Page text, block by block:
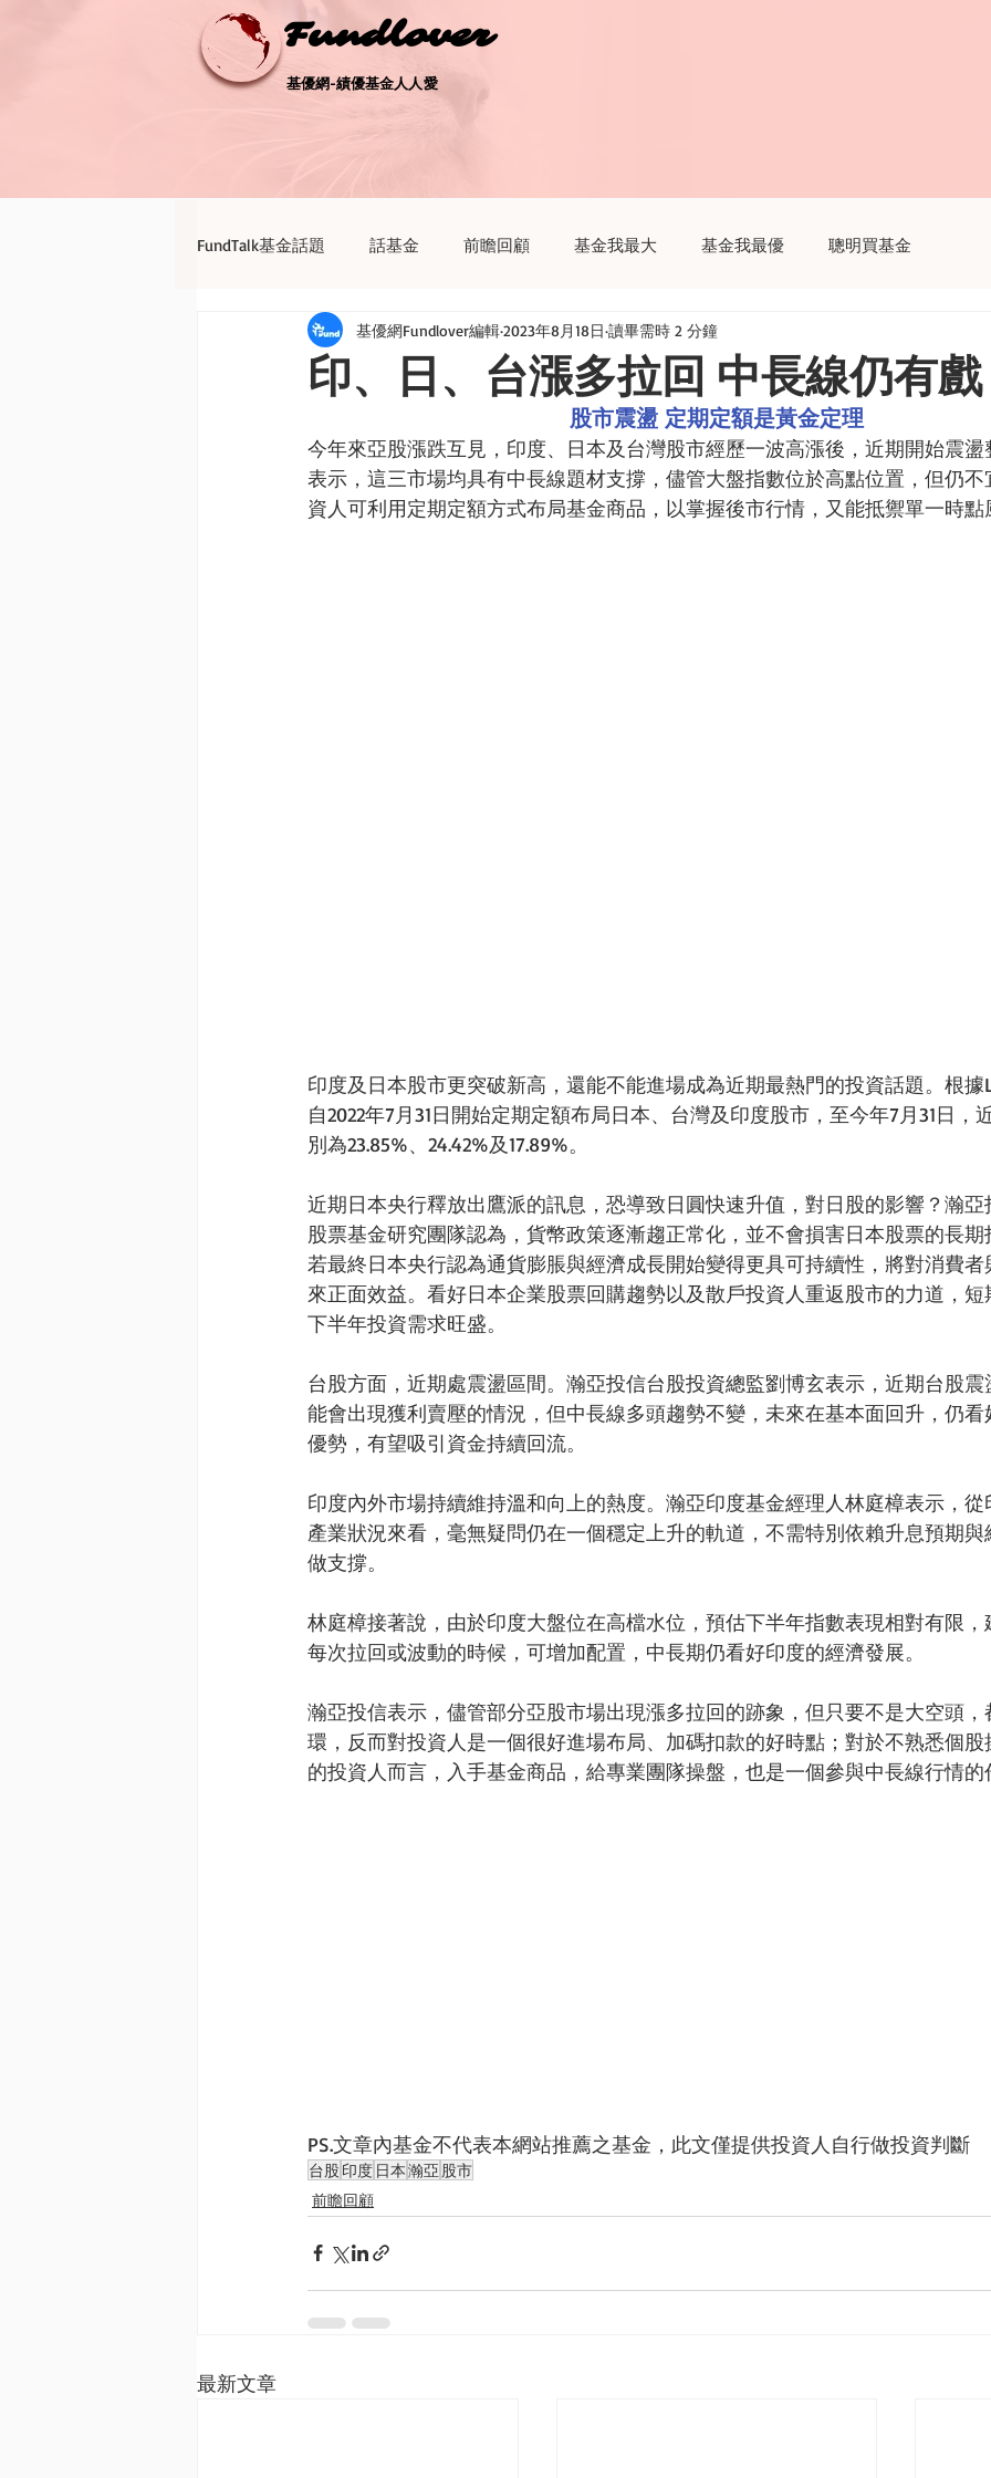
Fundlover
Fundlover
基優網-績優基金人人愛
基優網-績優基金人人愛
FundTalk基金話題 話基金 前瞻回顧 基金我最大 基金我最優 聰明買基金
新聞點評 退休趣 聽基金 生活我最大
印、日、台漲多拉回 中長線仍有戲
基優網Fundlover編輯2023年8月18日 讀畢需時 2 分鐘
股市震盪 定期定額是黃金定理
今年來亞股漲跌互見，印度、日本及台灣股市經歷一波高漲後，近期開始震
表示，這三市場均具有中長線題材支撐，儘管大盤指數位於高點位置，但仍
資人可利用定期定額方式布局基金商品，以掌握後市行情，又能抵禦單一時點
印度及日本股市更突破新高，還能不能進場成為近期最熱門的投資話題。根據
自2022年7月31日開始定期定額布局日本、台灣及印度股市，至今年7月31日，
別為23.85%、24.42%及17.89%。
近期日本央行釋放出鷹派的訊息，恐導致日圓快速升值，對日股的影響？瀚
股票基金研究團隊認為，貨幣政策逐漸趨正常化，並不會損害日本股票的長
若最終日本央行認為通貨膨脹與經濟成長開始變得更具可持續性，將對消費
來正面效益。看好日本企業股票回購趨勢以及散戶投資人重返股市的力道，
下半年投資需求旺盛。
台股方面，近期處震盪區間。瀚亞投信台股投資總監劉博玄表示，近期台股
能會出現獲利賣壓的情況，但中長線多頭趨勢不變，未來在基本面回升，仍
優勢，有望吸引資金持續回流。
印度內外市場持續維持溫和向上的熱度。瀚亞印度基金經理人林庭樟表示，
產業狀況來看，毫無疑問仍在一個穩定上升的軌道，不需特別依賴升息預期
做支撐。
林庭樟接著說，由於印度大盤位在高檔水位，預估下半年指數表現相對有限
每次拉回或波動的時候，可增加配置，中長期仍看好印度的經濟發展。
瀚亞投信表示，儘管部分亞股市場出現漲多拉回的跡象，但只要不是大空頭
環，反而對投資人是一個很好進場布局、加碼扣款的好時點；對於不熟悉個
的投資人而言，入手基金商品，給專業團隊操盤，也是一個參與中長線行情的
PS.文章內基金不代表本網站推薦之基金，此文僅提供投資人自行做投資判斷
台股印度 日本瀚亞 股市
前瞻回顧
最新文章